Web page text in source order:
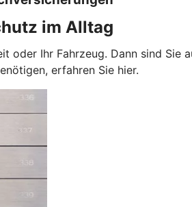
im Alltag
Ihr Fahrzeug. Dann sind Sie
erfahren Sie hier.